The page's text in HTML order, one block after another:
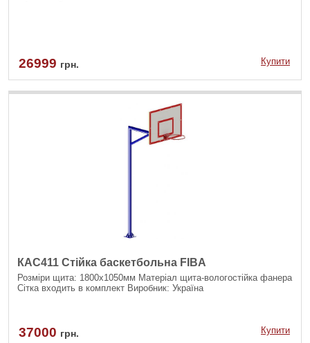
26999 грн. Купити
КАС411 Стійка баскетбольна FIBA
Розміри щита: 1800х1050мм Матеріал щита-вологостійка фанера
Сітка входить в комплект Виробник: Україна
37000 грн. Купити